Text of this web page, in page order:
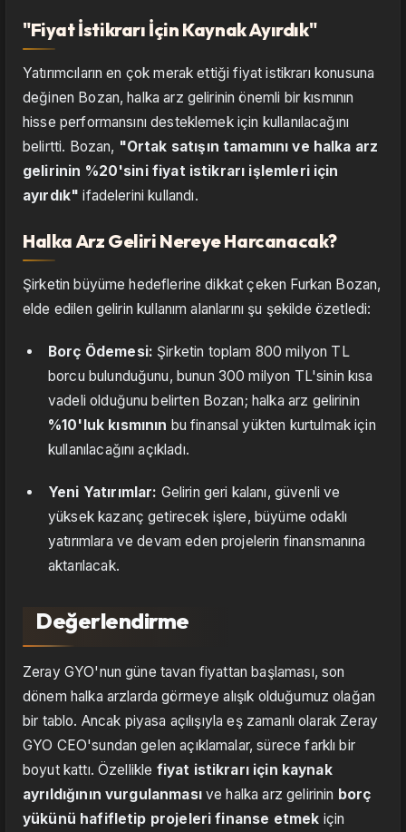
"Fiyat İstikrarı İçin Kaynak Ayırdık"
Yatırımcıların en çok merak ettiği fiyat istikrarı konusuna
değinen Bozan, halka arz gelirinin önemli bir kısmının
hisse performansını desteklemek için kullanılacağını
belirtti. Bozan, "Ortak satışın tamamını ve halka arz
gelirinin %20'sini fiyat istikrarı işlemleri için
ayırdık" ifadelerini kullandı.
Halka Arz Geliri Nereye Harcanacak?
Şirketin büyüme hedeflerine dikkat çeken Furkan Bozan,
elde edilen gelirin kullanım alanlarını şu şekilde özetledi:
Borç Ödemesi: Şirketin toplam 800 milyon TL
borcu bulunduğunu, bunun 300 milyon TL'sinin kısa
vadeli olduğunu belirten Bozan; halka arz gelirinin
%10'luk kısmının bu finansal yükten kurtulmak için
kullanılacağını açıkladı.
Yeni Yatırımlar: Gelirin geri kalanı, güvenli ve
yüksek kazanç getirecek işlere, büyüme odaklı
yatırımlara ve devam eden projelerin finansmanına
aktarılacak.
Değerlendirme
Zeray GYO'nun güne tavan fiyattan başlaması, son
dönem halka arzlarda görmeye alışık olduğumuz olağan
bir tablo. Ancak piyasa açılışıyla eş zamanlı olarak Zeray
GYO CEO'sundan gelen açıklamalar, sürece farklı bir
boyut kattı. Özellikle fiyat istikrarı için kaynak
ayrıldığının vurgulanmasıve halka arz gelirinin borç
yükünü hafifletip projeleri finanse etmek için